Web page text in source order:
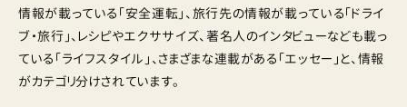
情報が載っている「安全運転」、旅行先の情報が載っている「ドライ
ブ・旅行」、レシピやエクササイズ、著名人のインタビューなども載っ
ている「ライフスタイル」、さまざまな連載がある「エッセー」と、情報
がカテゴリ分けされています。